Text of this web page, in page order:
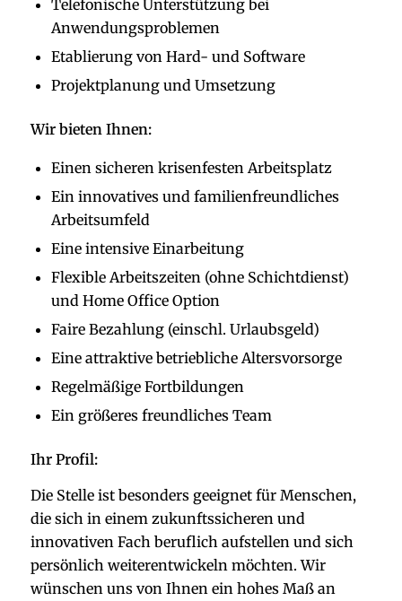
Telefonische Unterstützung bei
Anwendungsproblemen
Etablierung von Hard- und Software
Projektplanung und Umsetzung
Wir bieten Ihnen:
Einen sicheren krisenfesten Arbeitsplatz
Ein innovatives und familienfreundliches
Arbeitsumfeld
Eine intensive Einarbeitung
Flexible Arbeitszeiten (ohne Schichtdienst)
und Home Office Option
Faire Bezahlung (einschl. Urlaubsgeld)
Eine attraktive betriebliche Altersvorsorge
Regelmäßige Fortbildungen
Ein größeres freundliches Team
Ihr Profil:
Die Stelle ist besonders geeignet für Menschen,
die sich in einem zukunftssicheren und
innovativen Fach beruflich aufstellen und sich
persönlich weiterentwickeln möchten. Wir
wünschen uns von Ihnen ein hohes Maß an